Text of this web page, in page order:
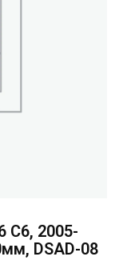
C6, 2005-
DSAD-08